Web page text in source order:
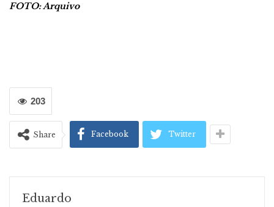
FOTO: Arquivo
203
Share Facebook Twitter
Eduardo